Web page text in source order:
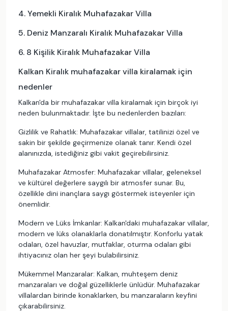
4. Yemekli Kiralık Muhafazakar Villa
5. Deniz Manzaralı Kiralık Muhafazakar Villa
6. 8 Kişilik Kiralık Muhafazakar Villa
Kalkan Kiralık muhafazakar villa kiralamak için
nedenler
Kalkan'da bir muhafazakar villa kiralamak için birçok iyi
neden bulunmaktadır. İşte bu nedenlerden bazıları:
Gizlilik ve Rahatlık: Muhafazakar villalar, tatilinizi özel ve
sakin bir şekilde geçirmenize olanak tanır. Kendi özel
alanınızda, istediğiniz gibi vakit geçirebilirsiniz.
Muhafazakar Atmosfer: Muhafazakar villalar, geleneksel
ve kültürel değerlere saygılı bir atmosfer sunar. Bu,
özellikle dini inançlara saygı göstermek isteyenler için
önemlidir.
Modern ve Lüks İmkanlar: Kalkan'daki muhafazakar villalar,
modern ve lüks olanaklarla donatılmıştır. Konforlu yatak
odaları, özel havuzlar, mutfaklar, oturma odaları gibi
ihtiyacınız olan her şeyi bulabilirsiniz.
Mükemmel Manzaralar: Kalkan, muhteşem deniz
manzaraları ve doğal güzelliklerle ünlüdür. Muhafazakar
villalardan birinde konaklarken, bu manzaraların keyfini
çıkarabilirsiniz.